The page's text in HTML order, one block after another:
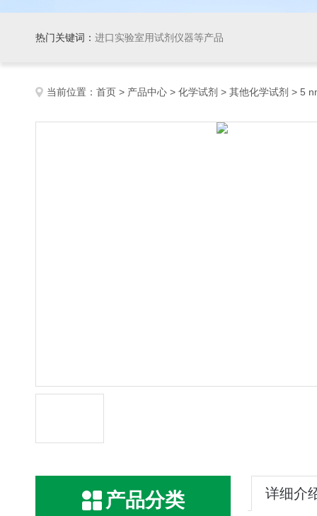
热门关键词： 进口实验室用试剂仪器等产品
当前位置： 首页 > 产品中心 > 化学试剂 > 其他化学试剂 > 5
产品分类 详细介